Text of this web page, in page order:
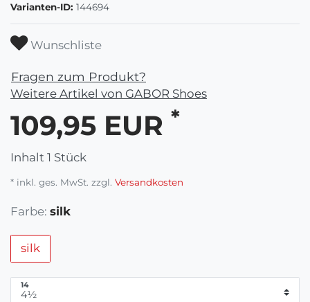
Varianten-ID: 144694
Wunschliste
Fragen zum Produkt?
Weitere Artikel von GABOR Shoes
109,95 EUR *
Inhalt 1 Stück
* inkl. ges. MwSt. zzgl. Versandkosten
Farbe: silk
silk
14